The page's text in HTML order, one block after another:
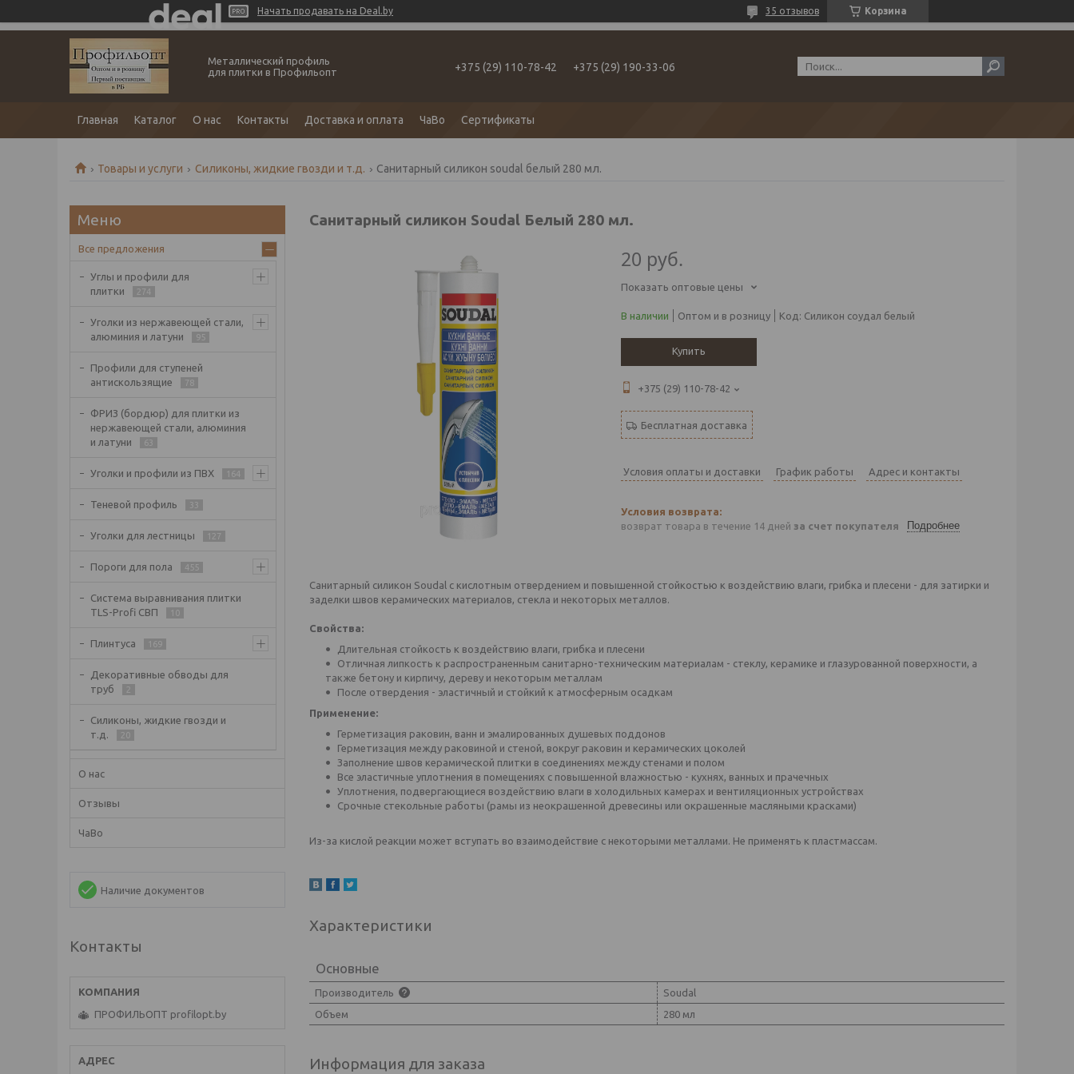
Начать продавать на Deal.by Корзина
35 отзывов
Металлический профиль
для плитки в Профильопт
+375 (29) 110-78-42 +375 (29) 190-33-06
Главная Каталог О нас Контакты Доставка и оплата ЧаВо Сертификаты
Товары и услуги Силиконы, жидкие гвозди и т.д. Санитарный силикон soudal белый 280 мл.
Санитарный силикон Soudal Белый 280 мл.
20 руб.
Показать оптовые цены
В наличии Оптом и в розницу Код: Силикон соудал белый
Купить
+375 (29) 110-78-42
Бесплатная доставка
Условия оплаты и доставки График работы Адрес и контакты
возврат товара в течение 14 дней за счет покупателя Подробнее
Санитарный силикон Soudal c кислотным отвердением и повышенной стойкостью к воздействию влаги, грибка и плесени - для затирки и
заделки швов керамических материалов, стекла и некоторых металлов.
Свойства:
Длительная стойкость к воздействию влаги, грибка и плесени
Отличная липкость к распространенным санитарно-техническим материалам - стеклу, керамике и глазурованной поверхности, а
также бетону и кирпичу, дереву и некоторым металлам
После отвердения - эластичный и стойкий к атмосферным осадкам
Применение:
Герметизация раковин, ванн и эмалированных душевых поддонов
Герметизация между раковиной и стеной, вокруг раковин и керамических цоколей
Заполнение швов керамической плитки в соединениях между стенами и полом
Все эластичные уплотнения в помещениях с повышенной влажностью - кухнях, ванных и прачечных
Уплотнения, подвергающиеся воздействию влаги в холодильных камерах и вентиляционных устройствах
Срочные стекольные работы (рамы из неокрашенной древесины или окрашенные масляными красками)
Из-за кислой реакции может вступать во взаимодействие с некоторыми металлами. Не применять к пластмассам.
Характеристики
Основные
Производитель
Soudal
Объем
280 мл
Информация для заказа
Все предложения
Углы и профили для
плитки
274
Уголки из нержавеющей стали,
алюминия и латуни
95
Профили для ступеней
антискользящие
78
ФРИЗ (бордюр) для плитки из
нержавеющей стали, алюминия
и латуни
63
Уголки и профили из ПВХ 164
Теневой профиль 33
Уголки для лестницы 127
Пороги для пола 455
Система выравнивания плитки
TLS-Profi СВП
10
Плинтуса 169
Декоративные обводы для
труб
2
Силиконы, жидкие гвозди и
т.д.
20
О нас
Отзывы
ЧаВо
Наличие документов
Контакты
ПРОФИЛЬОПТ profilopt.by